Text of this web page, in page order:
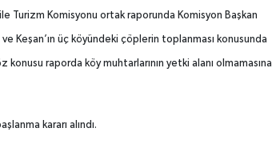
Turizm Komisyonu ortak raporunda Komisyon Başkan
ve Keşan’ın üç köyündeki çöplerin toplanması konusunda
konusu raporda köy muhtarlarının yetki alanı olmamasına
kararı alındı.